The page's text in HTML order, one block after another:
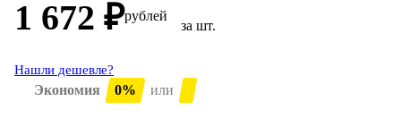
1 672 ₽рублей
за шт.
Нашли дешевле?
Экономия 0% или